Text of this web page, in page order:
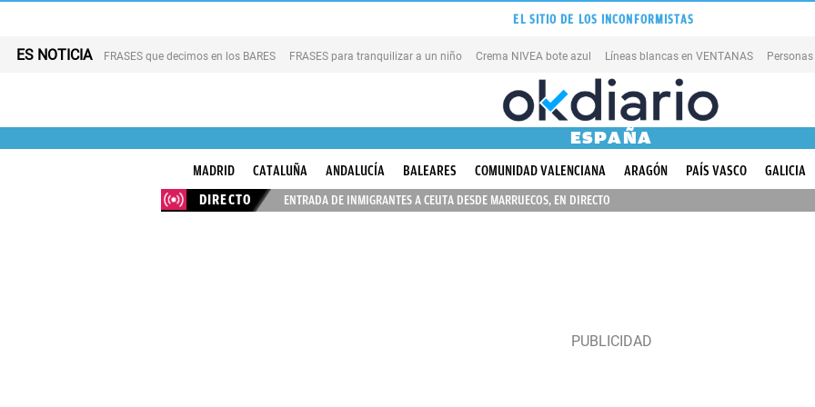
EL SITIO DE LOS INCONFORMISTAS
ES NOTICIA FRASES que decimos en los BARES FRASES para tranquilizar a un niño Crema NIVEA bote azul Líneas blancas en VENTANAS Personas
ESPAÑA
MADRID CATALUÑA ANDALUCÍA BALEARES COMUNIDAD VALENCIANA ARAGÓN PAÍS VASCO GALICIA
DIRECTO
ENTRADA DE INMIGRANTES A CEUTA DESDE MARRUECOS, EN DIRECTO